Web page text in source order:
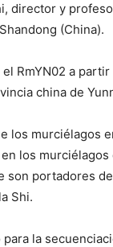
director y
(China).
RmYN02 a
china de
los murciélagos
los
portadores
Shi.
la